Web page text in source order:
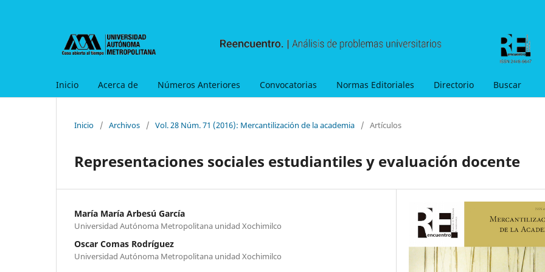
Inicio Acerca de Números Anteriores Convocatorias Normas Editoriales Directorio Buscar
Inicio / Archivos / Vol. 28 Núm. 71 (2016): Mercantilización de la academia / Artículos
Representaciones sociales estudiantiles y evaluación docente
María María Arbesú García
Universidad Autónoma Metropolitana unidad Xochimilco
Oscar Comas Rodríguez
Universidad Autónoma Metropolitana unidad Xochimilco